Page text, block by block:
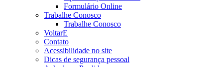
Formulário Online
Trabalhe Conosco
Trabalhe Conosco
VoltarE
Contato
Acessibilidade no site
Dicas de segurança pessoal